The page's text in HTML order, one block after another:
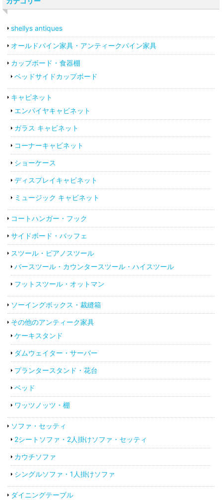
shellys antiques
オールドパイン家具・アンティークパイン家具
カップボード・食器棚
ベッドサイドカップボード
キャビネット
エンパイヤキャビネット
ガラス キャビネット
コーナーキャビネット
ショーケース
ディスプレイキャビネット
ミュージック キャビネット
コートハンガー・フック
サイドボード・バッフェ
スツール・ピアノスツール
バースツール・カウンタースツール・ハイスツール
フットスツール・オットマン
ソーイングボックス・裁縫箱
その他のアンティーク家具
ケーキスタンド
ダムウェイター・サーバー
プランタースタンド・花台
ベッド
ワッツノッツ・棚
ソファ・セッティ
2シートソファ・2人掛けソファ・セッティ
カウチソファ
シングルソファ・1人掛けソファ
ダイニングテーブル